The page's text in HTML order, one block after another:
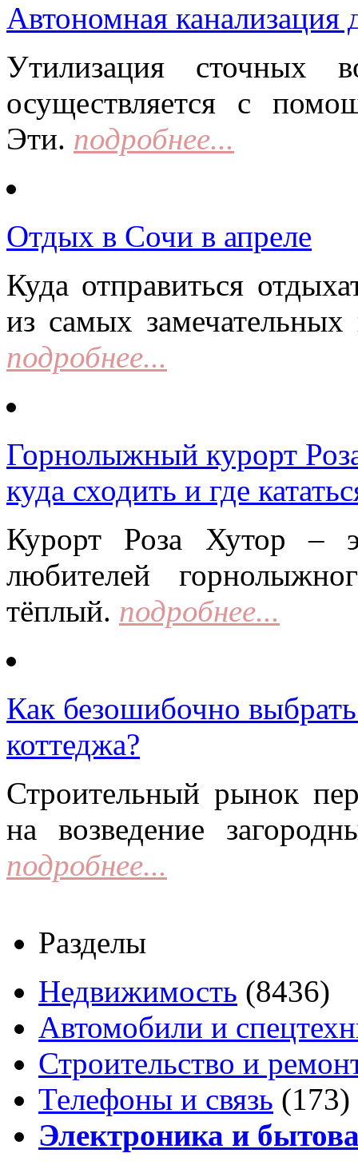
Автономная канализация
Утилизация сточных
осуществляется с
Эти. подробнее...
Отдых в Сочи в апреле
Куда отправиться
из самых замечательных
подробнее...
Горнолыжный курорт
куда сходить и где
Курорт Роза Хутор –
любителей
тёплый. подробнее...
Как безошибочно
коттеджа?
Строительный рынок
на возведение
подробнее...
Разделы
Недвижимость (8436)
Автомобили и
Строительство и
Телефоны и связь (173)
Электроника и